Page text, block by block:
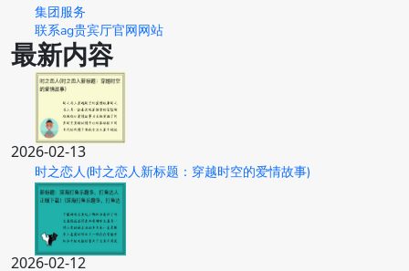
集团服务
联系ag贵宾厅官网网站
最新内容
2026-02-13
时之恋人(时之恋人新标题：穿越时空的爱情故事)
2026-02-12